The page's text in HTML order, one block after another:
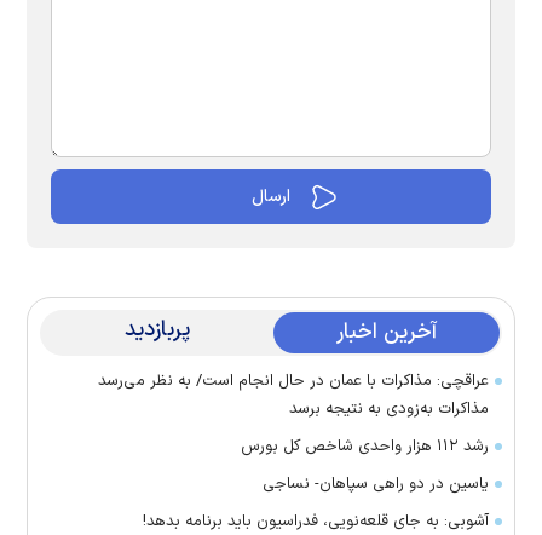
آخرین اخبار پربازدید
عراقچی: مذاکرات با عمان در حال انجام است/ به نظر می‌رسد
مذاکرات به‌زودی به نتیجه برسد
رشد ۱۱۲ هزار واحدی شاخص کل بورس
یاسین در دو راهی سپاهان- نساجی
آشوبی: به جای قلعه‌نویی، فدراسیون باید برنامه بدهد!